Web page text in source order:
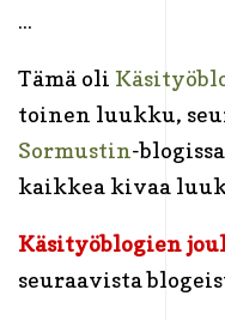
...
Tämä oli
toinen luukku,
Sormustin-
kaikkea kivaa
Käsityöblogien
seuraavista